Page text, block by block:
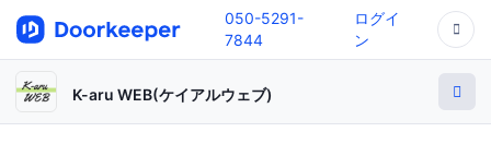
050-5291-
7844
ログイ
ン
K-aru WEB(ケイアルウェブ)